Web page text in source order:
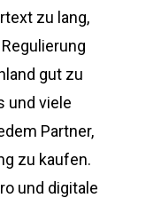
zu lang,
gut zu
und viele
Partner,
zu kaufen.
und digitale